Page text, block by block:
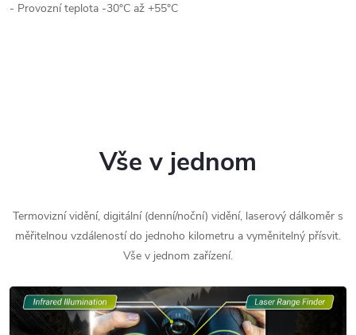
- Provozní teplota -30°C až +55°C
Vše v jednom
Termovizní vidění, digitální (denní/noční) vidění, laserový dálkoměr s
měřitelnou vzdáleností do jednoho kilometru a vyměnitelný přísvit.
Vše v jednom zařízení.